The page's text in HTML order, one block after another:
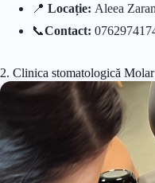
📍 Locație: Aleea
📞Contact:
2. Clinica stomatologică